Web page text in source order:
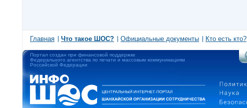
Главная Что такое ШОС? Официальные документы Кто есть кто?
Портал создан при финансовой поддержке
Федерального агентства по печати и массовым коммуникациям
Российской Федерации